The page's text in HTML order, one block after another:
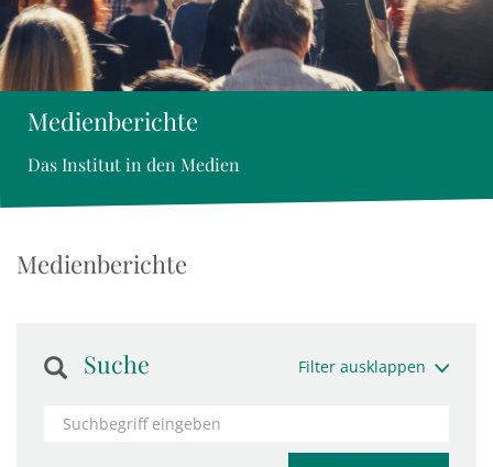
Medienberichte
Das Institut in den Medien
Medienberichte
Suche Filter ausklappen